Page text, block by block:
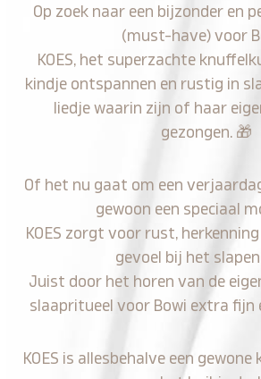
Op zoek naar een bijzonder en
(must-have) voor
KOES, het superzachte
kindje ontspannen en rustig in
liedje waarin zijn of haar
gezongen. 🎁
Of het nu gaat om een
gewoon een speciaal
KOES zorgt voor rust,
gevoel bij het
Juist door het horen van de
slaapritueel voor Bowi extra fijn
KOES is allesbehalve een